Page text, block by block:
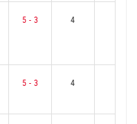
5 - 3 4
5 - 3 4